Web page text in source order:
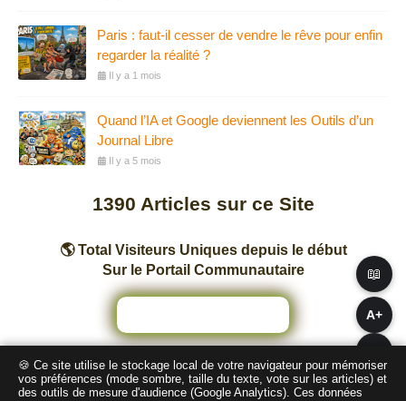
A+
📖
Paris : faut-il cesser de vendre le rêve pour enfin
regarder la réalité ?
Il y a 1 mois
Quand l’IA et Google deviennent les Outils d’un
Journal Libre
Il y a 5 mois
1390 Articles sur ce Site
🌎 Total Visiteurs Uniques depuis le début
Sur le Portail Communautaire
Nombre total de pages vues sur ce Site
🍪 Ce site utilise le stockage local de votre navigateur pour mémoriser
vos préférences (mode sombre, taille du texte, vote sur les articles) et
des outils de mesure d'audience (Google Analytics). Ces données